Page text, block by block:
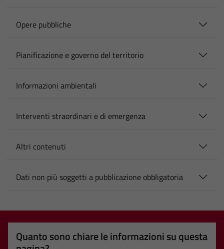
Opere pubbliche
Pianificazione e governo del territorio
Informazioni ambientali
Interventi straordinari e di emergenza
Altri contenuti
Dati non più soggetti a pubblicazione obbligatoria
Quanto sono chiare le informazioni su questa